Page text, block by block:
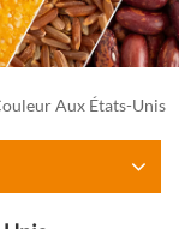
Aux États-Unis